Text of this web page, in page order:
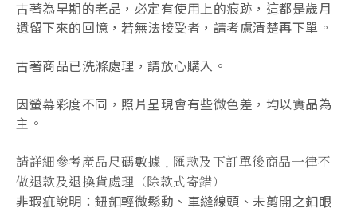
古著為早期的老品，必定有使用上的痕跡，這都是歲月
遺留下來的回憶，若無法接受者，請考慮清楚再下單。
古著商品已洗滌處理，請放心購入。
因螢幕彩度不同，照片呈現會有些微色差，均以實品為
主。
請詳細參考產品尺碼數據，匯款及下訂單後商品一律不
做退款及退換貨處理（除款式寄錯）
非瑕疵說明：鈕釦輕微鬆動、車縫線頭、未剪開之釦眼